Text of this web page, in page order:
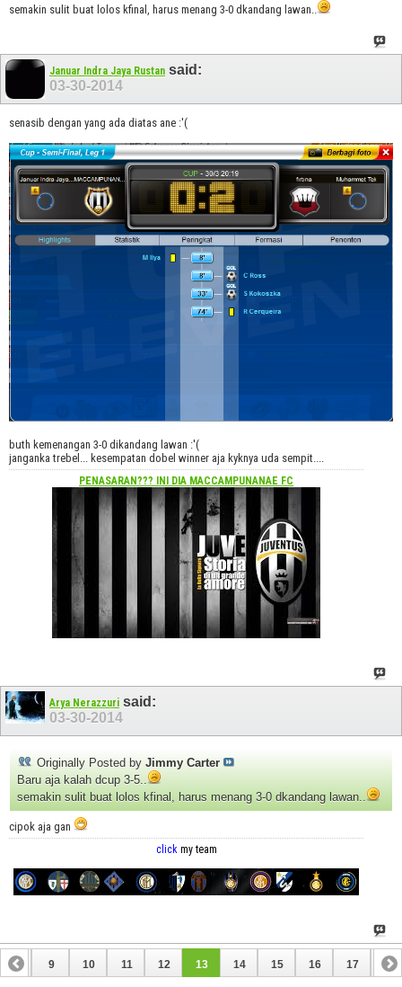
semakin sulit buat lolos kfinal, harus menang 3-0 dkandang lawan..
Januar Indra Jaya Rustan said:
03-30-2014
senasib dengan yang ada diatas ane :'(
buth kemenangan 3-0 dikandang lawan :'(
janganka trebel... kesempatan dobel winner aja kyknya uda sempit....
PENASARAN??? INI DIA MACCAMPUNANAE FC
Arya Nerazzuri said:
03-30-2014
Originally Posted by Jimmy Carter
Baru aja kalah dcup 3-5..
semakin sulit buat lolos kfinal, harus menang 3-0 dkandang lawan..
cipok aja gan
click my team
8 9 10 11 12 13 14 15 16 17 18